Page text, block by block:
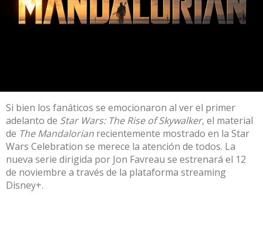
Si bien los fanáticos se emocionaron al ver el primer
adelanto de Star Wars: The Rise of Skywalker, el material
de The Mandalorian recientemente mostrado en la Star
Wars Celebration se merece la atención de todos. La
nueva serie dirigida por Jon Favreau se estrenará el 12
de noviembre a través de la plataforma streaming
Disney+.